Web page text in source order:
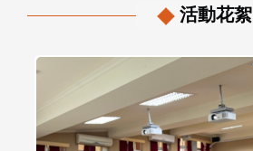
活動花絮